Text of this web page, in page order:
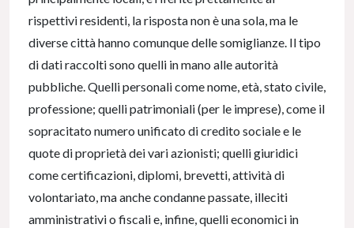
rispettivi residenti, la risposta non è una sola, ma le
diverse città hanno comunque delle somiglianze. Il tipo
di dati raccolti sono quelli in mano alle autorità
pubbliche. Quelli personali come nome, età, stato civile,
professione; quelli patrimoniali (per le imprese), come il
sopracitato numero unificato di credito sociale e le
quote di proprietà dei vari azionisti; quelli giuridici
come certificazioni, diplomi, brevetti, attività di
volontariato, ma anche condanne passate, illeciti
amministrativi o fiscali e, infine, quelli economici in